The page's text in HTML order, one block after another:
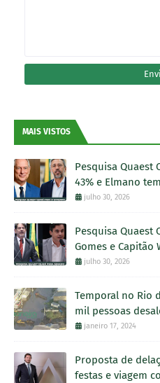
MAIS VISTOS
Pesquisa Quaest
43% e Elmano
julho 30, 2026
Pesquisa Quaest
Gomes e Capitão
julho 30, 2026
Temporal no Rio
mil pessoas
janeiro 17, 2024
Proposta de
festas e viagem